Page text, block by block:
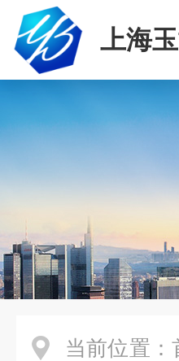
上海
当前位置：